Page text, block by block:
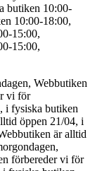
butiken 10:00-
10:00-18:00,
15:00,
15:00,
Webbutiken
vi för
i fysiska butiken
öppen 21/04, i
är alltid
förbereder vi för